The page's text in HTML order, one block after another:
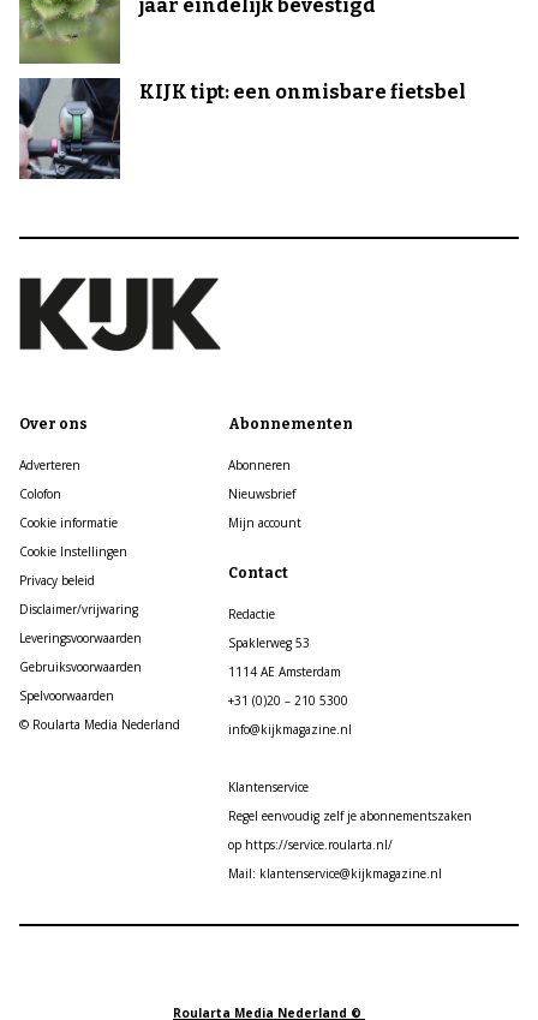
jaar eindelijk bevestigd
KIJK tipt: een onmisbare fietsbel
Over ons
Adverteren
Colofon
Cookie informatie
Cookie Instellingen
Privacy beleid
Disclaimer/vrijwaring
Leveringsvoorwaarden
Gebruiksvoorwaarden
Spelvoorwaarden
© Roularta Media Nederland
Abonnementen
Abonneren
Nieuwsbrief
Mijn account
Contact
Redactie
Spaklerweg 53
1114 AE Amsterdam
+31 (0)20 – 210 5300
info@kijkmagazine.nl
Klantenservice
Regel eenvoudig zelf je abonnementszaken
op https://service.roularta.nl/
Mail: klantenservice@kijkmagazine.nl
Roularta Media Nederland ©